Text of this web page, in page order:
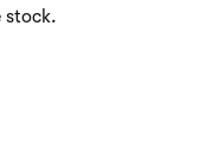
stock.